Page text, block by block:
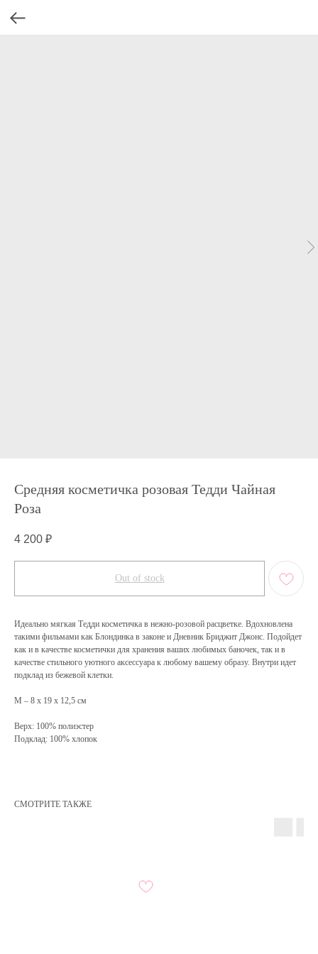
Средняя косметичка розовая Тедди Чайная
Роза
4 200 ₽
Out of stock
Идеально мягкая Тедди косметичка в нежно-розовой расцветке. Вдохновлена
такими фильмами как Блондинка в законе и Дневник Бриджит Джонс. Подойдет
как и в качестве косметички для хранения ваших любимых баночек, так и в
качестве стильного уютного аксессуара к любому вашему образу. Внутри идет
подклад из бежевой клетки.
M – 8 х 19 х 12,5 см
Верх: 100% полиэстер
Подклад: 100% хлопок
СМОТРИТЕ ТАКЖЕ